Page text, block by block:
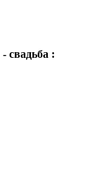
- свадьба :